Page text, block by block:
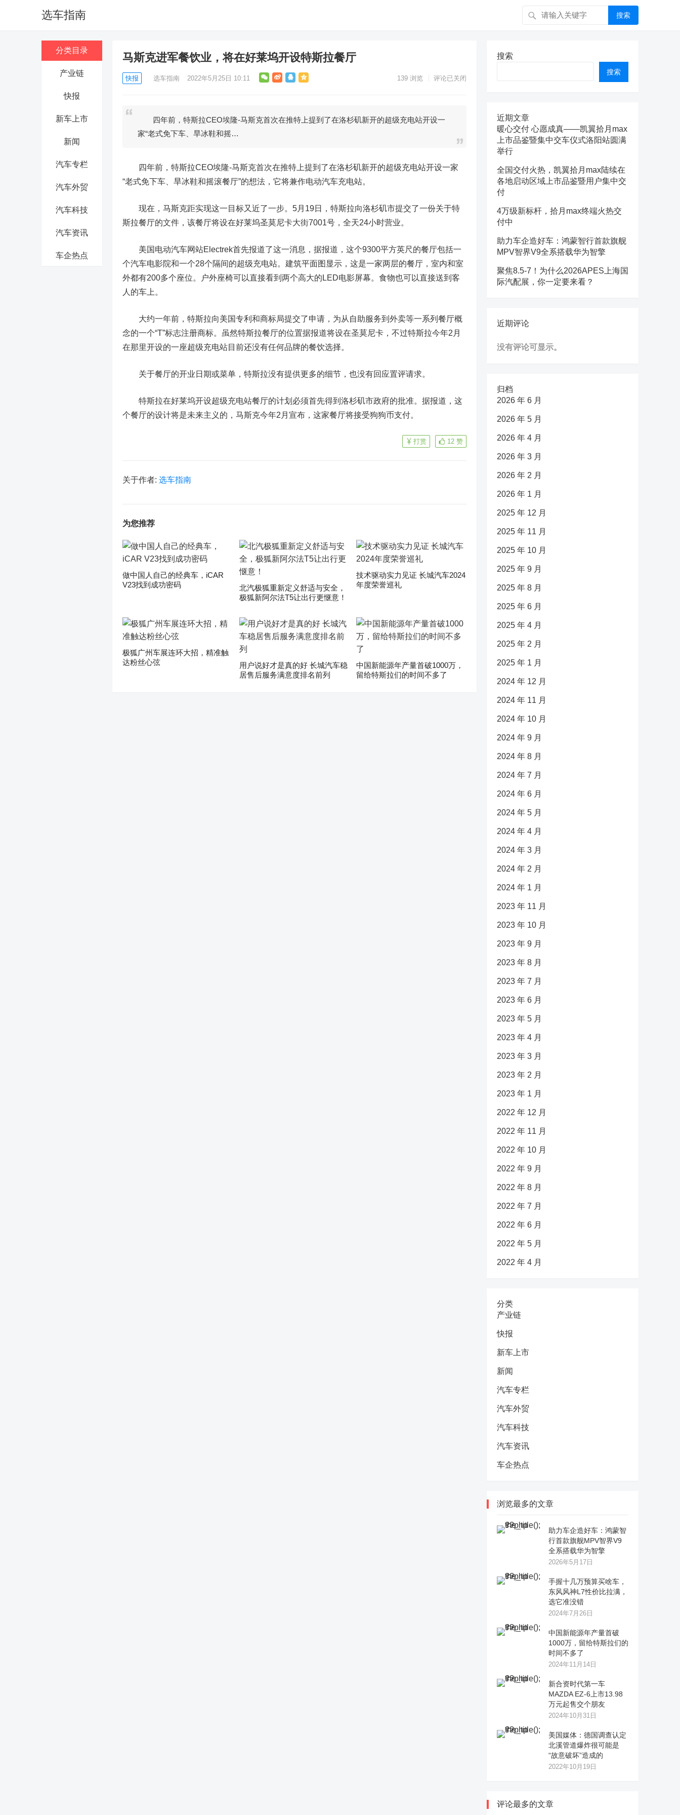
选车指南 搜索
分类目录
产业链
快报
新车上市
新闻
汽车专栏
汽车外贸
汽车科技
汽车资讯
车企热点
马斯克进军餐饮业，将在好莱坞开设特斯拉餐厅
快报 选车指南 2022年5月25日 10:11 139 浏览 评论已关闭
四年前，特斯拉CEO埃隆-马斯克首次在推特上提到了在洛杉矶新开的超级充电站开设一
家“老式免下车、旱冰鞋和摇…
四年前， 特斯拉CEO埃隆-马斯克首次在推特 上提到了在洛杉矶新开的超级充电站开设一家
“老式免下车、旱冰鞋和摇滚餐厅”的想法，它将兼作电动汽车充电站。
现在，马斯克距实现这一目标又近了一步。5月19日，特斯拉向洛杉矶市提交了一份关于特
斯拉餐厅的文件，该餐厅将设在好莱坞圣莫尼卡大街7001号，全天24小时营业。
美国电动汽车网站Electrek首先报道了这一消息，据报道，这个9300平方英尺的餐厅包括一
个汽车电影院和一个28个隔间的超级充电站。建筑平面图显示，这是一家两层的餐厅，室内和室
外都有200多个座位。户外座椅可以直接看到两个高大的LED电影屏幕。食物也可以直接送到客
人的车上。
大约一年前，特斯拉向美国专利和商标局提交了申请，为从自助服务到外卖等一系列餐厅概
念的一个“T”标志注册商标。虽然特斯拉餐厅的位置据报道将设在圣莫尼卡，不过特斯拉今年2月
在那里开设的一座超级充电站目前还没有任何品牌的餐饮选择。
关于餐厅的开业日期或菜单，特斯拉没有提供更多的细节，也没有回应置评请求。
特斯拉在好莱坞开设超级充电站餐厅的计划必须首先得到洛杉矶市政府的批准。据报道，这
个餐厅的设计将是未来主义的，马斯克今年2月宣布，这家餐厅将接受狗狗币支付。
12 赞
打赏
关于作者: 选车指南
为您推荐
做中国人自己的经典车，iCAR
V23找到成功密码
​北汽极狐重新定义舒适与安全，
极狐新阿尔法T5让出行更惬意！
技术驱动实力见证 长城汽车2024
年度荣誉巡礼
极狐广州车展连环大招，精准触
达粉丝心弦
用户说好才是真的好 长城汽车稳
居售后服务满意度排名前列
中国新能源年产量首破1000万，
留给特斯拉们的时间不多了
搜索
搜索
近期文章
暖心交付 心愿成真——凯翼拾月max
上市品鉴暨集中交车仪式洛阳站圆满
举行
全国交付火热，凯翼拾月max陆续在
各地启动区域上市品鉴暨用户集中交
付
4万级新标杆，拾月max终端火热交
付中
助力车企造好车：鸿蒙智行首款旗舰
MPV智界V9全系搭载华为智擎
聚焦8.5-7！为什么2026APES上海国
际汽配展，你一定要来看？
近期评论
没有评论可显示。
归档
2026 年 6 月
2026 年 5 月
2026 年 4 月
2026 年 3 月
2026 年 2 月
2026 年 1 月
2025 年 12 月
2025 年 11 月
2025 年 10 月
2025 年 9 月
2025 年 8 月
2025 年 6 月
2025 年 4 月
2025 年 2 月
2025 年 1 月
2024 年 12 月
2024 年 11 月
2024 年 10 月
2024 年 9 月
2024 年 8 月
2024 年 7 月
2024 年 6 月
2024 年 5 月
2024 年 4 月
2024 年 3 月
2024 年 2 月
2024 年 1 月
2023 年 11 月
2023 年 10 月
2023 年 9 月
2023 年 8 月
2023 年 7 月
2023 年 6 月
2023 年 5 月
2023 年 4 月
2023 年 3 月
2023 年 2 月
2023 年 1 月
2022 年 12 月
2022 年 11 月
2022 年 10 月
2022 年 9 月
2022 年 8 月
2022 年 7 月
2022 年 6 月
2022 年 5 月
2022 年 4 月
分类
产业链
快报
新车上市
新闻
汽车专栏
汽车外贸
汽车科技
汽车资讯
车企热点
浏览最多的文章
助力车企造好车：鸿蒙智
行首款旗舰MPV智界V9
全系搭载华为智擎
2026年5月17日
手握十几万预算买啥车，
东风风神L7性价比拉满，
选它准没错
2024年7月26日
中国新能源年产量首破
1000万，留给特斯拉们的
时间不多了
2024年11月14日
新合资时代第一车
MAZDA EZ-6上市13.98
万元起售交个朋友
2024年10月31日
美国媒体：德国调查认定
北溪管道爆炸很可能是
“故意破坏”造成的
2022年10月19日
评论最多的文章